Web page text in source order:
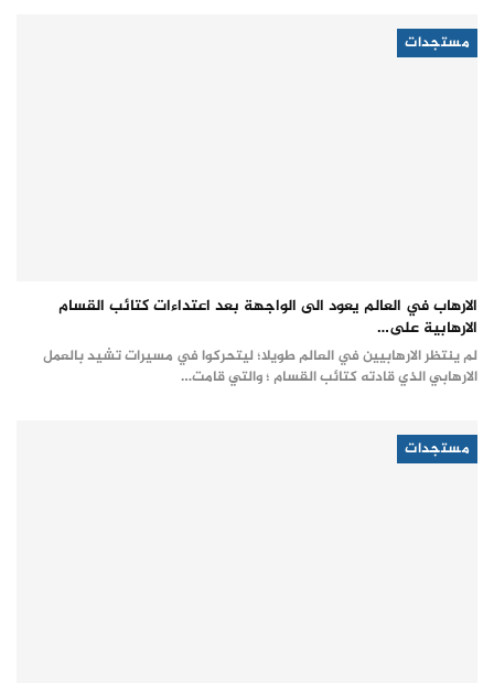
مستجدات
الارهاب في العالم يعود الى الواجهة بعد اعتداءات كتائب القسام
الارهابية على…
لم ينتظر الارهابيين في العالم طويلا؛ ليتحركوا في مسيرات تشيد بالعمل
الارهابي الذي قادته كتائب القسام ؛ والتي قامت…
مستجدات